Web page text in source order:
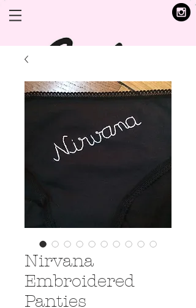
Nirvana
Embroidered
Panties